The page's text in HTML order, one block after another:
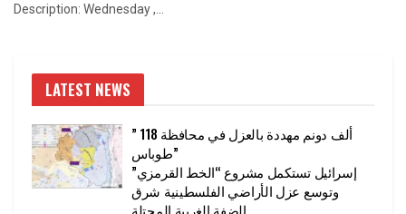
Description: Wednesday ,...
LATEST NEWS
” 118 ألف دونم مهددة بالعزل في محافظة
طوباس”
إسرائيل تستكمل مشروع “الخط القرمزي”
وتوسع عزل الأراضي الفلسطينية شرق
الضفة الغربية المحتلة